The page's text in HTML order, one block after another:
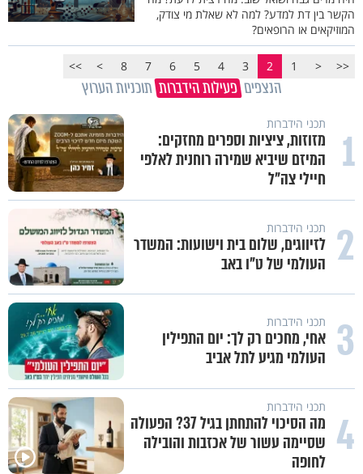
הקשר בין דת למדע? למה לא שאלת מי צודק,
המוזיקאים או הרופאים?
<<
<
1
2
3
4
5
6
7
8
>
>>
הנצפים פעילות הידברות תוכניות הערוץ
1 תכני הידברות
מזוזות, ציציות וספרים מחזקים:
המיזם שיביא שמירה רוחנית לאלפי
חיילי צה"ל
2 תכני הידברות
לזיווגים, שלום בית וישועות: המשדר
העולמי של ט"ו באב
3 תכני הידברות
אחי, מחכים רק לך: יום התפילין
העולמי מגיע לתל אביב
4 תכני הידברות
מה הסיכוי להתחתן בגיל 37? הפעולה
שסיימה עשור של אכזבות והובילה
לחופה